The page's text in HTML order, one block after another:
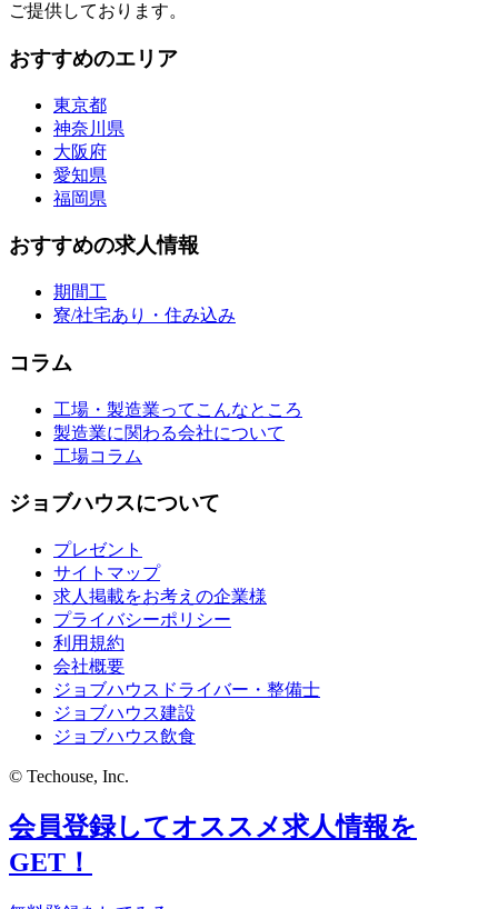
ご提供しております。
おすすめのエリア
東京都
神奈川県
大阪府
愛知県
福岡県
おすすめの求人情報
期間工
寮/社宅あり・住み込み
コラム
工場・製造業ってこんなところ
製造業に関わる会社について
工場コラム
ジョブハウスについて
プレゼント
サイトマップ
求人掲載をお考えの企業様
プライバシーポリシー
利用規約
会社概要
ジョブハウスドライバー・整備士
ジョブハウス建設
ジョブハウス飲食
© Techouse, Inc.
会員登録してオススメ求人情報を
GET！